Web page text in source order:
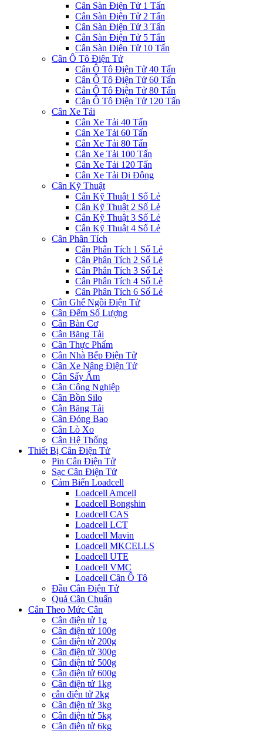
Cân Sàn Điện Tử 1 Tấn
Cân Sàn Điện Tử 2 Tấn
Cân Sàn Điện Tử 3 Tấn
Cân Sàn Điện Tử 5 Tấn
Cân Sàn Điện Tử 10 Tấn
Cân Ô Tô Điện Tử
Cân Ô Tô Điện Tử 40 Tấn
Cân Ô Tô Điện Tử 60 Tấn
Cân Ô Tô Điện Tử 80 Tấn
Cân Ô Tô Điện Tử 120 Tấn
Cân Xe Tải
Cân Xe Tải 40 Tấn
Cân Xe Tải 60 Tấn
Cân Xe Tải 80 Tấn
Cân Xe Tải 100 Tấn
Cân Xe Tải 120 Tấn
Cân Xe Tải Di Động
Cân Kỹ Thuật
Cân Kỹ Thuật 1 Số Lẻ
Cân Kỹ Thuật 2 Số Lẻ
Cân Kỹ Thuật 3 Số Lẻ
Cân Kỹ Thuật 4 Số Lẻ
Cân Phân Tích
Cân Phân Tích 1 Số Lẻ
Cân Phân Tích 2 Số Lẻ
Cân Phân Tích 3 Số Lẻ
Cân Phân Tích 4 Số Lẻ
Cân Phân Tích 6 Số Lẻ
Cân Ghế Ngồi Điện Tử
Cân Đếm Số Lượng
Cân Bàn Cơ
Cân Băng Tải
Cân Thực Phẩm
Cân Nhà Bếp Điện Tử
Cân Xe Nâng Điện Tử
Cân Sấy Ẩm
Cân Công Nghiệp
Cân Bồn Silo
Cân Băng Tải
Cân Đóng Bao
Cân Lò Xo
Cân Hệ Thống
Thiết Bị Cân Điện Tử
Pin Cân Điện Tử
Sạc Cân Điện Tử
Cảm Biến Loadcell
Loadcell Amcell
Loadcell Bongshin
Loadcell CAS
Loadcell LCT
Loadcell Mavin
Loadcell MKCELLS
Loadcell UTE
Loadcell VMC
Loadcell Cân Ô Tô
Đầu Cân Điện Tử
Quả Cân Chuẩn
Cân Theo Mức Cân
Cân điện tử 1g
Cân điện tử 100g
Cân điện tử 200g
Cân điện tử 300g
Cân điện tử 500g
Cân điện tử 600g
Cân điện tử 1kg
cân điện tử 2kg
Cân điện tử 3kg
Cân điện tử 5kg
Cân điện tử 6kg